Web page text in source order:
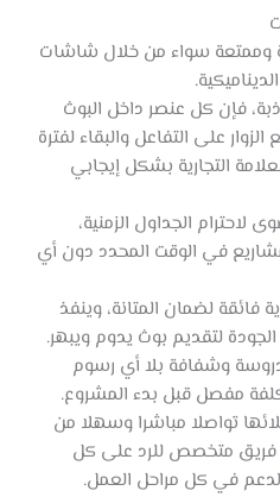
وممتعة سواء من خلال شاشات
فإن كل عنصر داخل البوث
على التفاعل والبقاء لفترة
التجارية بشكل إيجابي
الجداول الزمنية،
في الوقت المحدد دون أي
فائقة لضمان المتانة، وينفذ
لتقديم بوث يدوم ويبهر.
وشفافة بلا أي رسوم
مفصل قبل بدء المشروع.
تواصلا مباشرا وسهلا من
فريق متخصص للرد على كل
في كل مراحل العمل.